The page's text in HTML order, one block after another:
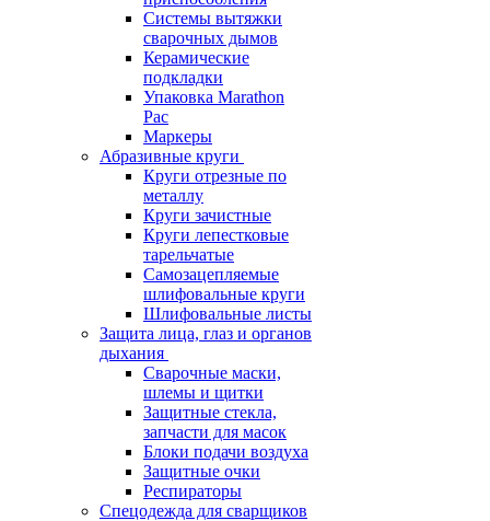
Системы вытяжки
сварочных дымов
Керамические
подкладки
Упаковка Marathon
Pac
Маркеры
Абразивные круги
Круги отрезные по
металлу
Круги зачистные
Круги лепестковые
тарельчатые
Самозацепляемые
шлифовальные круги
Шлифовальные листы
Защита лица, глаз и органов
дыхания
Сварочные маски,
шлемы и щитки
Защитные стекла,
запчасти для масок
Блоки подачи воздуха
Защитные очки
Респираторы
Спецодежда для сварщиков